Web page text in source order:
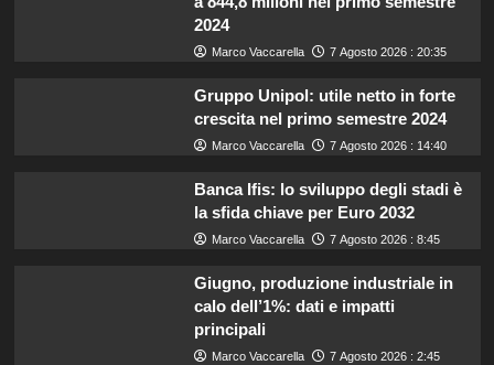
2024
Marco Vaccarella 7 Agosto 2026 : 20:35
Gruppo Unipol: utile netto in forte
crescita nel primo semestre 2024
Marco Vaccarella 7 Agosto 2026 : 14:40
Banca Ifis: lo sviluppo degli stadi è
la sfida chiave per Euro 2032
Marco Vaccarella 7 Agosto 2026 : 8:45
Giugno, produzione industriale in
calo dell’1%: dati e impatti
principali
Marco Vaccarella 7 Agosto 2026 : 2:45